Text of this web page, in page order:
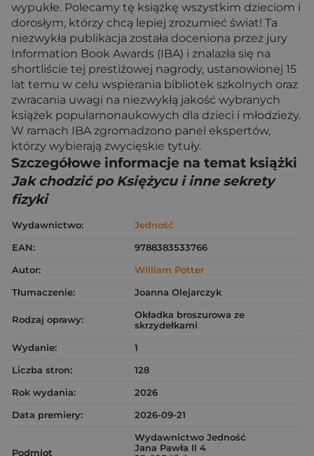
wypukłe. Polecamy tę książkę wszystkim dzieciom i
dorosłym, którzy chcą lepiej zrozumieć świat! Ta
niezwykła publikacja została doceniona przez jury
Information Book Awards (IBA) i znalazła się na
shortliście tej prestiżowej nagrody, ustanowionej 15
lat temu w celu wspierania bibliotek szkolnych oraz
zwracania uwagi na niezwykłą jakość wybranych
książek popularnonaukowych dla dzieci i młodzieży.
W ramach IBA zgromadzono panel ekspertów,
którzy wybierają zwycięskie tytuły.
Szczegółowe informacje na temat książki
Jak chodzić po Księżycu i inne sekrety
fizyki
Wydawnictwo:
Jedność
EAN:
9788383533766
Autor:
William Potter
Tłumaczenie:
Joanna Olejarczyk
Rodzaj oprawy:
Okładka broszurowa ze
skrzydełkami
Wydanie:
1
Liczba stron:
128
Rok wydania:
2026
Data premiery:
2026-09-21
Podmiot
Wydawnictwo Jedność
Jana Pawła II 4